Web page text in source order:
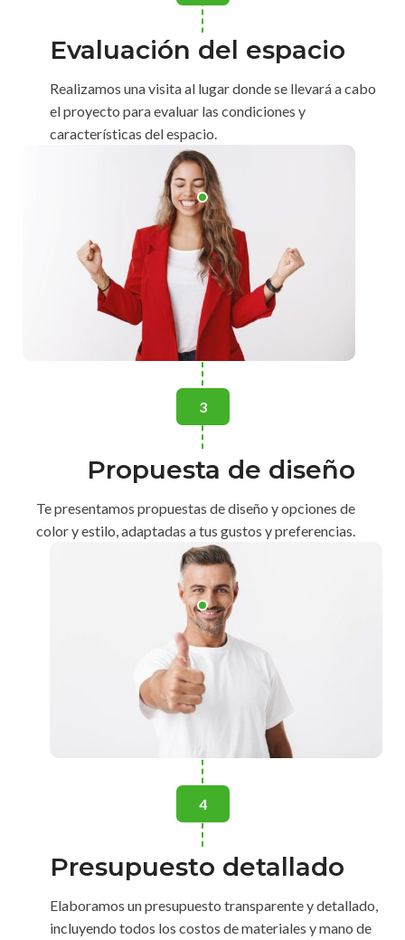
Evaluación del espacio
Realizamos una visita al lugar donde se llevará a cabo
el proyecto para evaluar las condiciones y
características del espacio.
3
Propuesta de diseño
Te presentamos propuestas de diseño y opciones de
color y estilo, adaptadas a tus gustos y preferencias.
4
Presupuesto detallado
Elaboramos un presupuesto transparente y detallado,
incluyendo todos los costos de materiales y mano de